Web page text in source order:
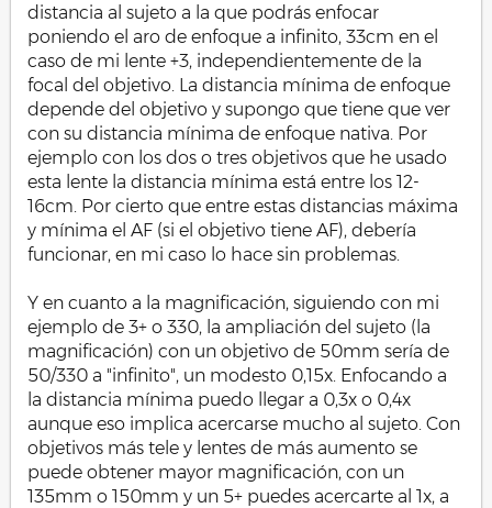
distancia al sujeto a la que podrás enfocar
poniendo el aro de enfoque a infinito, 33cm en el
caso de mi lente +3, independientemente de la
focal del objetivo. La distancia mínima de enfoque
depende del objetivo y supongo que tiene que ver
con su distancia mínima de enfoque nativa. Por
ejemplo con los dos o tres objetivos que he usado
esta lente la distancia mínima está entre los 12-
16cm. Por cierto que entre estas distancias máxima
y mínima el AF (si el objetivo tiene AF), debería
funcionar, en mi caso lo hace sin problemas.
Y en cuanto a la magnificación, siguiendo con mi
ejemplo de 3+ o 330, la ampliación del sujeto (la
magnificación) con un objetivo de 50mm sería de
50/330 a "infinito", un modesto 0,15x. Enfocando a
la distancia mínima puedo llegar a 0,3x o 0,4x
aunque eso implica acercarse mucho al sujeto. Con
objetivos más tele y lentes de más aumento se
puede obtener mayor magnificación, con un
135mm o 150mm y un 5+ puedes acercarte al 1x, a